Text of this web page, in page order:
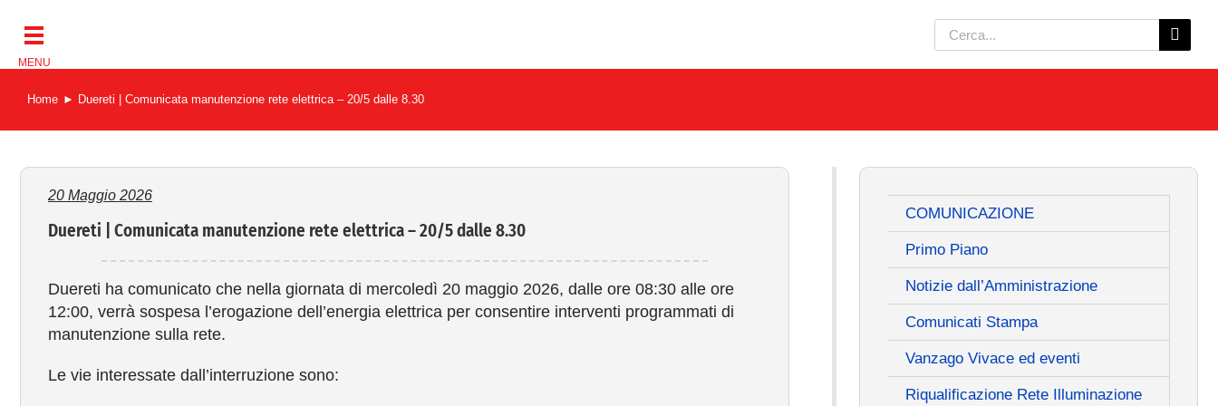
contenuto
Cerca
per:
Home Duereti | Comunicata manutenzione rete elettrica – 20/5 dalle 8.30
20 Maggio 2026
Duereti | Comunicata manutenzione rete elettrica – 20/5 dalle 8.30
Duereti ha comunicato che nella giornata di mercoledì 20 maggio 2026, dalle ore 08:30 alle ore
12:00, verrà sospesa l’erogazione dell’energia elettrica per consentire interventi programmati di
manutenzione sulla rete.
Le vie interessate dall’interruzione sono:
COMUNICAZIONE
Primo Piano
Notizie dall’Amministrazione
Comunicati Stampa
Vanzago Vivace ed eventi
Riqualificazione Rete Illuminazione